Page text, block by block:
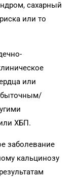
сахарный
или то
или
ХБП.
заболевание
кальцинозу